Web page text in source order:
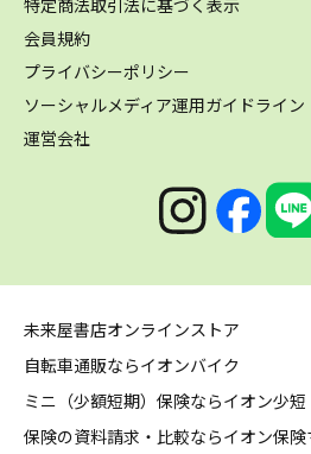
会員規約
プライバシーポリシー
ソーシャルメディア運用ガイドライン
運営会社
未来屋書店オンラインストア
自転車通販ならイオンバイク
ミニ（少額短期）保険ならイオン少短
保険の資料請求・比較ならイオン保険